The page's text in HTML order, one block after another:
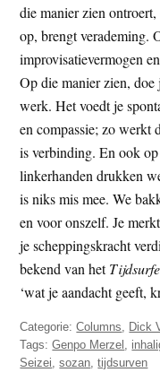
die manier zien
op, brengt verademing.
improvisatievermogen
Op die manier zien, doe
werk. Het voedt je
en compassie; zo werkt
is verbinding. En ook
linkerhanden drukken
is niks mis mee. We
en voor onszelf. Je
je scheppingskracht
bekend van het
‘wat je aandacht geeft,
Categorie:Columns Dick
Tags:Genpo Merzel
Seizei ,sozan ,tijdsurven